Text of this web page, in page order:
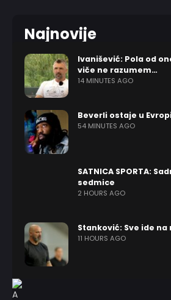
Najnovije
Ivanišević: Pola od
viče ne razumem…
14 MINUTES AGO
Beverli ostaje u
54 MINUTES AGO
SATNICA SPORTA:
sedmice
2 HOURS AGO
Stanković: Sve ide
11 HOURS AGO